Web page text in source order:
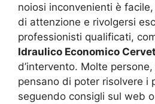
noiosi inconvenienti è
di attenzione e rivolgersi
professionisti qualificati,
Idraulico Economico
d’intervento. Molte
pensano di poter risolvere i
seguendo consigli sul web